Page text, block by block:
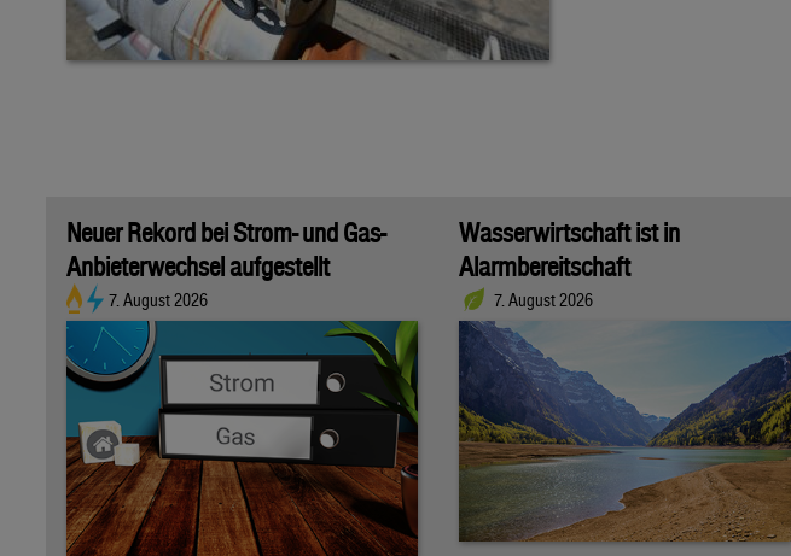
Neuer Rekord bei Strom- und Gas-
Anbieterwechsel aufgestellt
7. August 2026
Wasserwirtschaft ist in
Alarmbereitschaft
7. August 2026